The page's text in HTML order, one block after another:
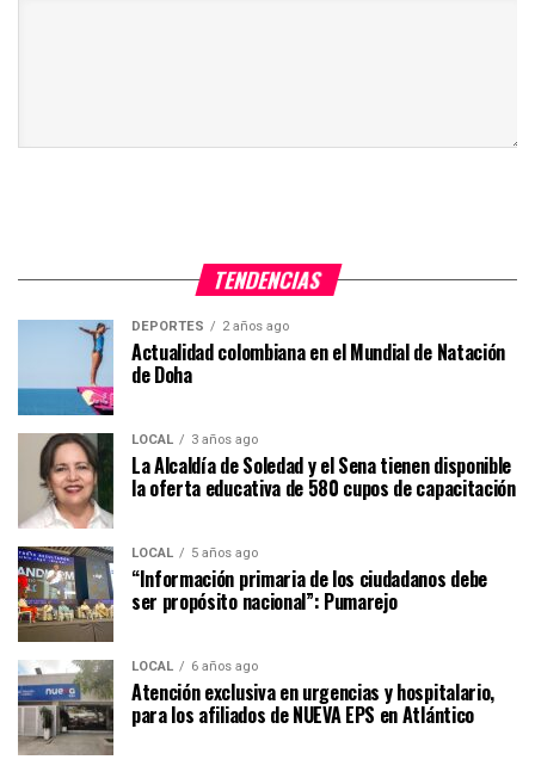
TENDENCIAS
DEPORTES 2 años ago
Actualidad colombiana en el Mundial de Natación
de Doha
LOCAL 3 años ago
La Alcaldía de Soledad y el Sena tienen disponible
la oferta educativa de 580 cupos de capacitación
LOCAL 5 años ago
“Información primaria de los ciudadanos debe
ser propósito nacional”: Pumarejo
LOCAL 6 años ago
Atención exclusiva en urgencias y hospitalario,
para los afiliados de NUEVA EPS en Atlántico